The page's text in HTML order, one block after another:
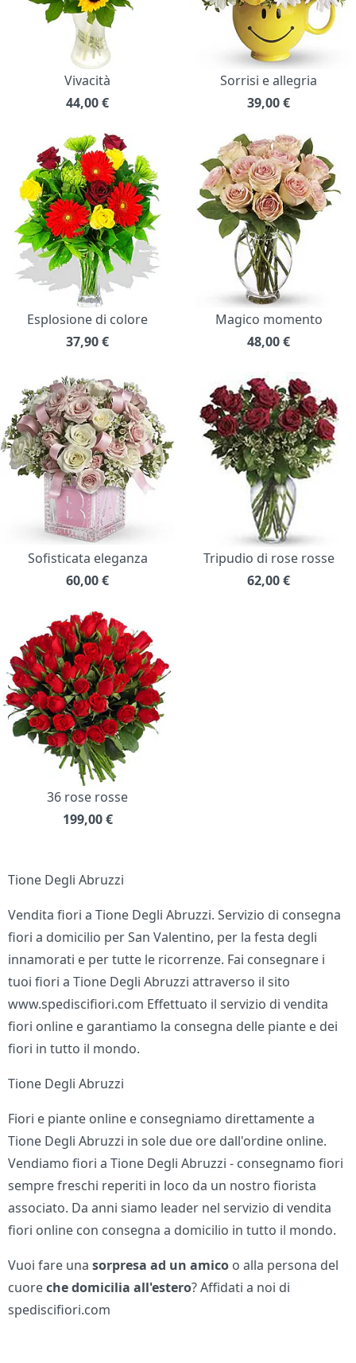
Vivacità
44,00€
Sorrisi e allegria
39,00€
Esplosione di colore
37,90€
Magico momento
48,00€
Sofisticata eleganza
60,00€
Tripudio di rose rosse
62,00€
36 rose rosse
199,00 €
Tione Degli Abruzzi
Vendita fiori a Tione Degli Abruzzi. Servizio di consegna
fiori a domicilio per San Valentino, per la festa degli
innamorati e per tutte le ricorrenze. Fai consegnare i
tuoi fiori a Tione Degli Abruzzi attraverso il sito
www.spediscifiori.com Effettuato il servizio di vendita
fiori online e garantiamo la consegna delle piante e dei
fiori in tutto il mondo.
Tione Degli Abruzzi
Fiori e piante online e consegniamo direttamente a
Tione Degli Abruzzi in sole due ore dall'ordine online.
Vendiamo fiori a Tione Degli Abruzzi - consegnamo fiori
sempre freschi reperiti in loco da un nostro fiorista
associato. Da anni siamo leader nel servizio di vendita
fiori online con consegna a domicilio in tutto il mondo.
Vuoi fare unasorpresa ad un amico o alla persona del
cuoreche domicilia all'estero? Affidati a noi di
spediscifiori.com